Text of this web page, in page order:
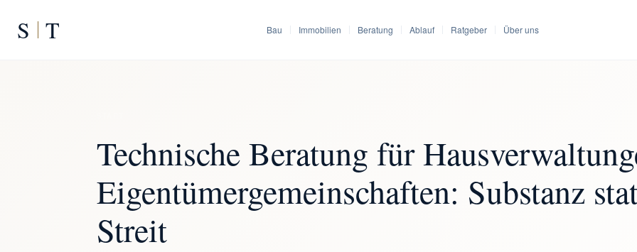
S T Bau Immobilien Beratung Ablauf Ratgeber Über uns
Technische Beratung für
Eigentümergemeinschaften: Substanz
Streit